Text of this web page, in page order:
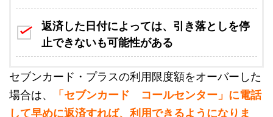
返済した日付によっては、引き落としを停
止できないも可能性がある
セブンカード・プラスの利用限度額をオーバーした
場合は、
「セブンカード コールセンター」に電話
して早めに返済すれば、利用できるようになりま